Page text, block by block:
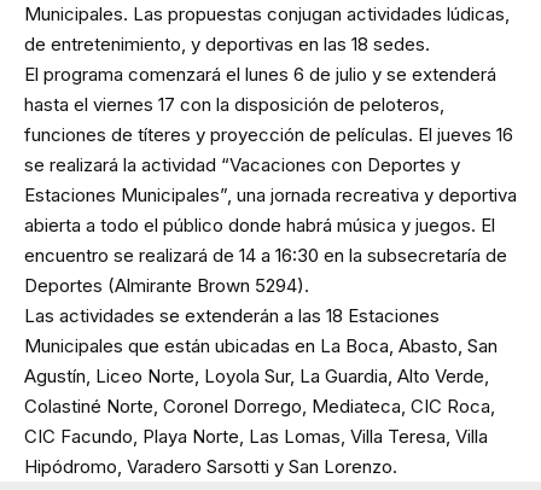
Municipales. Las propuestas conjugan actividades lúdicas,
de entretenimiento, y deportivas en las 18 sedes.
El programa comenzará el lunes 6 de julio y se extenderá
hasta el viernes 17 con la disposición de peloteros,
funciones de títeres y proyección de películas. El jueves 16
se realizará la actividad “Vacaciones con Deportes y
Estaciones Municipales”, una jornada recreativa y deportiva
abierta a todo el público donde habrá música y juegos. El
encuentro se realizará de 14 a 16:30 en la subsecretaría de
Deportes (Almirante Brown 5294).
Las actividades se extenderán a las 18 Estaciones
Municipales que están ubicadas en La Boca, Abasto, San
Agustín, Liceo Norte, Loyola Sur, La Guardia, Alto Verde,
Colastiné Norte, Coronel Dorrego, Mediateca, CIC Roca,
CIC Facundo, Playa Norte, Las Lomas, Villa Teresa, Villa
Hipódromo, Varadero Sarsotti y San Lorenzo.